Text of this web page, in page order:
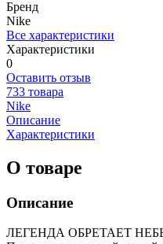
Бренд
Nike
Все характеристики
Характеристики
0
Оставить отзыв
733 товара
Nike
Описание
Характеристики
О товаре
Описание
ЛЕГЕНДА ОБРЕТАЕТ